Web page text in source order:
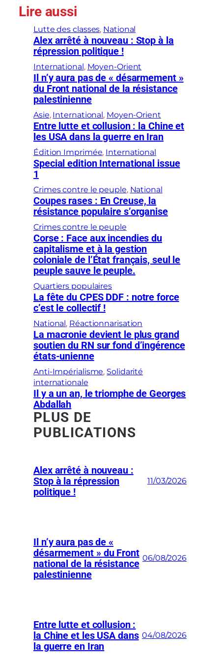
Lire aussi
Lutte des classes, National
Alex arrêté à nouveau : Stop à la
répression politique !
International , Moyen-Orient
Il n’y aura pas de « désarmement »
du Front national de la résistance
palestinienne
Asie, International , Moyen-Orient
Entre lutte et collusion : la Chine et
les USA dans la guerre en Iran
Édition Imprimée, International
Special edition International issue
1
Crimes contre le peuple, National
Coupes rases : En Creuse, la
résistance populaire s’organise
Crimes contre le peuple
Corse : Face aux incendies du
capitalisme et à la gestion
coloniale de l’État français, seul le
peuple sauve le peuple.
Quartiers populaires
La fête du CPES DDF : notre force
c’est le collectif !
National , Réactionnarisation
La macronie devient le plus grand
soutien du RN sur fond d’ingérence
états-unienne
Anti-Impérialisme, Solidarité
internationale
Il y a un an, le triomphe de Georges
Abdallah
PLUS DE
PUBLICATIONS
Alex arrêté à nouveau :
Stop à la répression
politique !
11/03/2026
Il n’y aura pas de «
désarmement » du Front
national de la résistance
palestinienne
06/08/2026
Entre lutte et collusion :
la Chine et les USA dans
la guerre en Iran
04/08/2026